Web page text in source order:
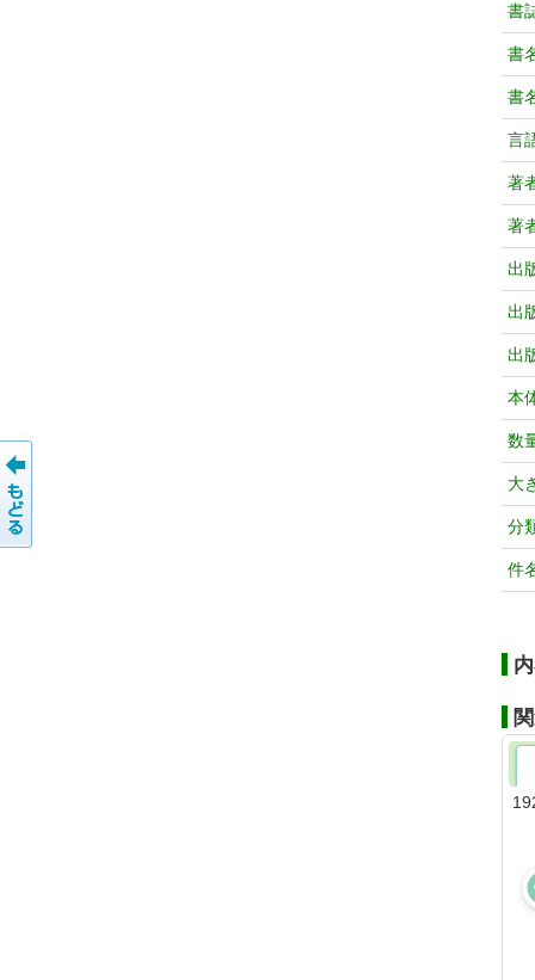
書
書
書
言
著
著
出
出
出
本
数
大
分
件